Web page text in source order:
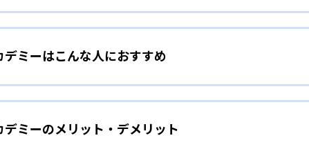
合プログラム
の知能指数）を含む、多面的な能力の育成を目指す。特に
子どもの潜在能力を最大限に引き出すプログラムを提供し
人数制クラス
ミーはこんな人におすすめ
重視したレッスンを提供する。遊びを通じて脳の発達を促
ミーのメリット・デメリット